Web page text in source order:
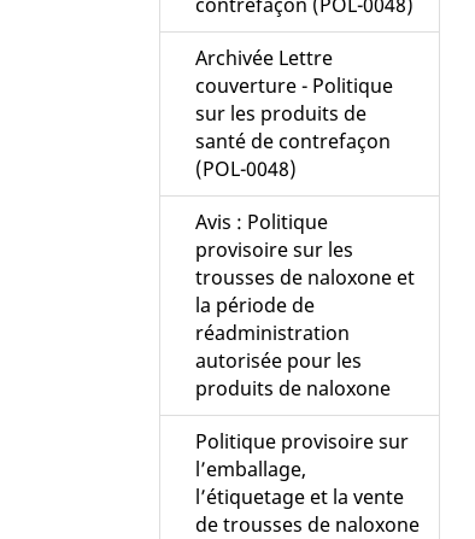
Archivée Lettre
couverture - Politique
sur les produits de
santé de contrefaçon
(POL-0048)
Avis : Politique
provisoire sur les
trousses de naloxone et
la période de
réadministration
autorisée pour les
produits de naloxone
Politique provisoire sur
l’emballage,
l’étiquetage et la vente
de trousses de naloxone